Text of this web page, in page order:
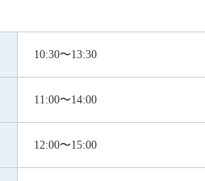
10:30〜13:30
11:00〜14:00
12:00〜15:00